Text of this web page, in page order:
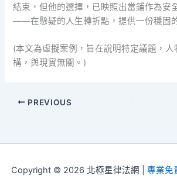
結束，但他的選擇，已映照出當鋪作為安
——在懸疑的人生轉折點，提供一份穩固
(本文為虛擬案例，旨在說明特定議題，人
構，與現實無關。)
PREVIOUS
Copyright © 2026 北極星律法網 | 專業免